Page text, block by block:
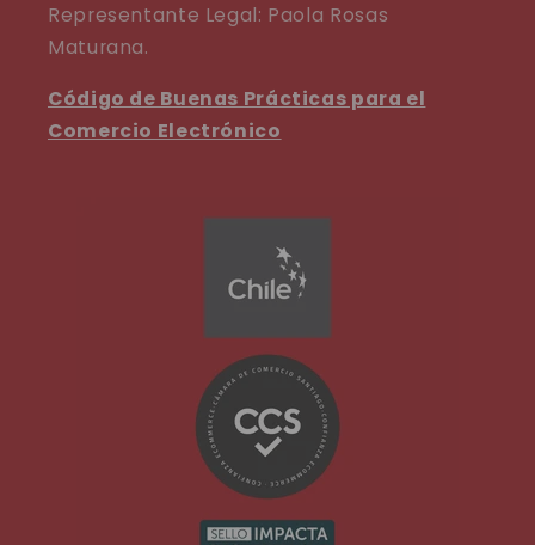
Representante Legal: Paola Rosas
Maturana.
Código de Buenas Prácticas para el
Comercio Electrónico